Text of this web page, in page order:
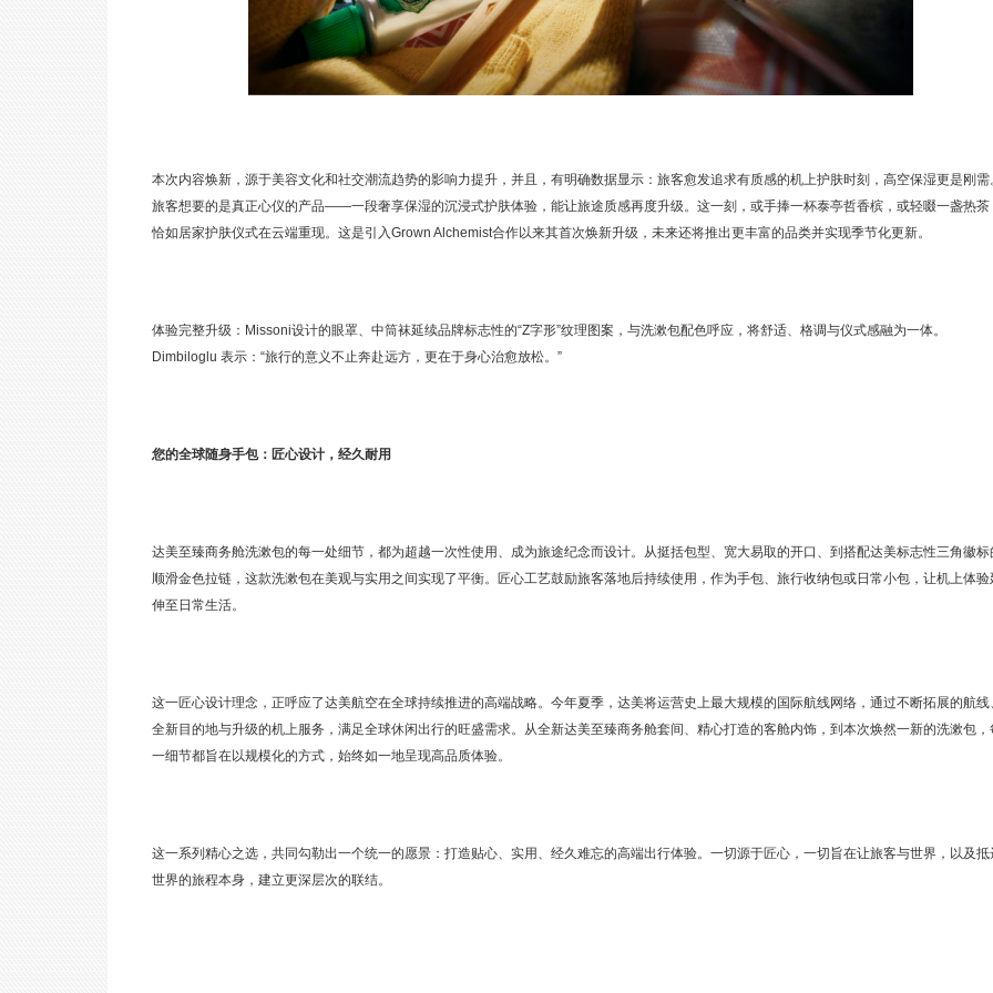
本次内容焕新，源于美容文化和社交潮流趋势的影响力提升，并且，有明确数据显示：旅客愈发追求有质感的机上护肤时刻，高空保湿更是刚需
旅客想要的是真正心仪的产品——一段奢享保湿的沉浸式护肤体验，能让旅途质感再度升级。这一刻，或手捧一杯泰亭哲香槟，或轻啜一盏热茶
恰如居家护肤仪式在云端重现。这是引入Grown Alchemist合作以来其首次焕新升级，未来还将推出更丰富的品类并实现季节化更新。
体验完整升级：Missoni设计的眼罩、中筒袜延续品牌标志性的“Z字形”纹理图案，与洗漱包配色呼应，将舒适、格调与仪式感融为一体。
Dimbiloglu 表示：“旅行的意义不止奔赴远方，更在于身心治愈放松。”
您的全球随身手包：匠心设计，经久耐用
达美至臻商务舱洗漱包的每一处细节，都为超越一次性使用、成为旅途纪念而设计。从挺括包型、宽大易取的开口、到搭配达美标志性三角徽标
顺滑金色拉链，这款洗漱包在美观与实用之间实现了平衡。匠心工艺鼓励旅客落地后持续使用，作为手包、旅行收纳包或日常小包，让机上体验
伸至日常生活。
这一匠心设计理念，正呼应了达美航空在全球持续推进的高端战略。今年夏季，达美将运营史上最大规模的国际航线网络，通过不断拓展的航线
全新目的地与升级的机上服务，满足全球休闲出行的旺盛需求。从全新达美至臻商务舱套间、精心打造的客舱内饰，到本次焕然一新的洗漱包，
一细节都旨在以规模化的方式，始终如一地呈现高品质体验。
这一系列精心之选，共同勾勒出一个统一的愿景：打造贴心、实用、经久难忘的高端出行体验。一切源于匠心，一切旨在让旅客与世界，以及抵
世界的旅程本身，建立更深层次的联结。